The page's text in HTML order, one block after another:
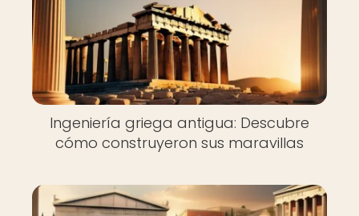
Ingeniería griega antigua: Descubre
cómo construyeron sus maravillas